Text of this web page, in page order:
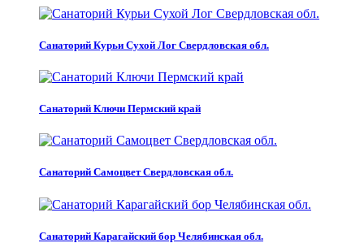
Санаторий Курьи Сухой Лог Свердловская обл.
Санаторий Ключи Пермский край
Санаторий Самоцвет Свердловская обл.
Санаторий Карагайский бор Челябинская обл.